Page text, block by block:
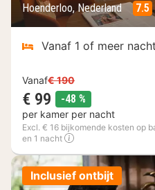
Hoenderloo, Nederland 7.5
Vanaf 1 of meer
Vanaf€ 190
€ 99 -48 %
per kamer per nacht
Excl. € 16 bijkomende kosten op
en 1 nacht
Inclusief ontbijt